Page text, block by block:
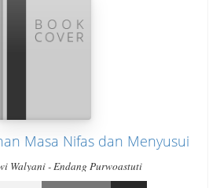
Masa Nifas dan Menyusui
Walyani - Endang Purwoastuti